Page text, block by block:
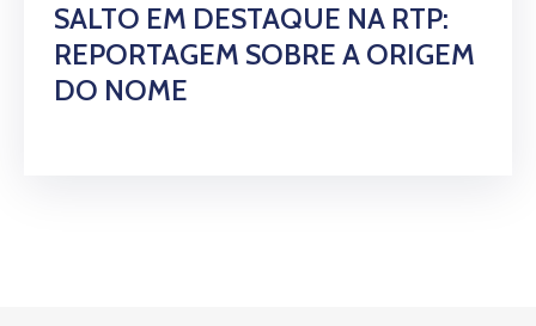
SALTO EM DESTAQUE NA RTP:
REPORTAGEM SOBRE A ORIGEM
DO NOME